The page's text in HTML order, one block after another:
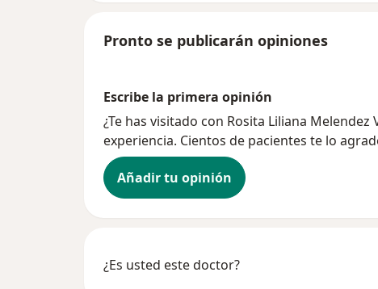
Pronto se publicarán opiniones
Escribe la primera opinión
¿Te has visitado con Rosita Liliana
experiencia. Cientos de pacientes te lo
Añadir tu opinión
¿Es usted este doctor?